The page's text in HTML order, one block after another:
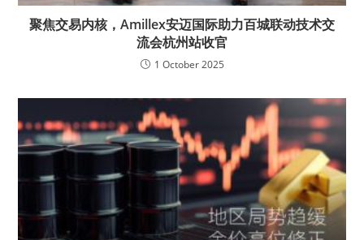
聚焦交易内核，Amillex安迈国际助力百城联动技术交
流会杭州站收官
1 October 2025